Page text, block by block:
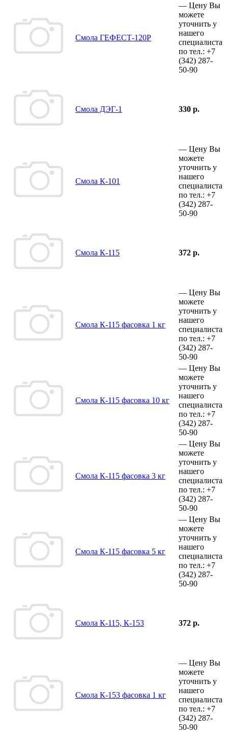
Смола ГЕФЕСТ-120Р
— Цену Вы
можете
уточнить у
нашего
специалиста
по тел.: +7
(342) 287-
50-90
Смола ДЭГ-1 330 р.
Смола К-101
— Цену Вы
можете
уточнить у
нашего
специалиста
по тел.: +7
(342) 287-
50-90
Смола К-115 372 р.
Смола К-115 фасовка 1 кг
— Цену Вы
можете
уточнить у
нашего
специалиста
по тел.: +7
(342) 287-
50-90
Смола К-115 фасовка 10 кг
— Цену Вы
можете
уточнить у
нашего
специалиста
по тел.: +7
(342) 287-
50-90
Смола К-115 фасовка 3 кг
— Цену Вы
можете
уточнить у
нашего
специалиста
по тел.: +7
(342) 287-
50-90
Смола К-115 фасовка 5 кг
— Цену Вы
можете
уточнить у
нашего
специалиста
по тел.: +7
(342) 287-
50-90
Смола К-115, К-153 372 р.
Смола К-153 фасовка 1 кг
— Цену Вы
можете
уточнить у
нашего
специалиста
по тел.: +7
(342) 287-
50-90